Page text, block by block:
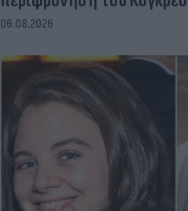
06.08.2026